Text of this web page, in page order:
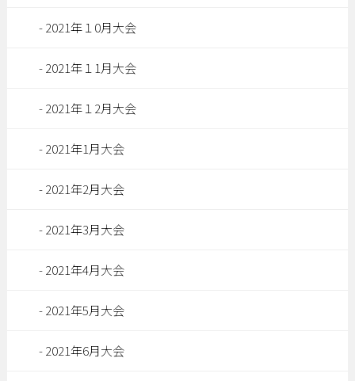
2021年１0月大会
2021年１1月大会
2021年１2月大会
2021年1月大会
2021年2月大会
2021年3月大会
2021年4月大会
2021年5月大会
2021年6月大会